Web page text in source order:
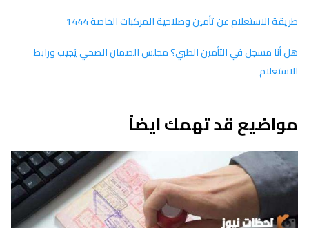
طريقة الاستعلام عن تأمين وصلاحية المركبات الخاصة 1444
هل أنا مسجل في التأمين الطبي؟ مجلس الضمان الصحي يُجيب ورابط
الاستعلام
مواضيع قد تهمك ايضاً